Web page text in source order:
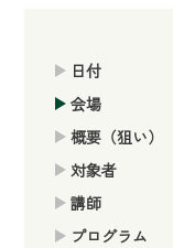
日付
会場
概要（狙い）
対象者
講師
プログラム